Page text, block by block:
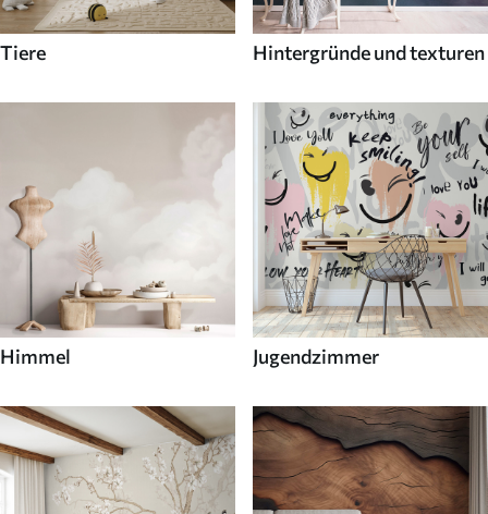
Tiere Hintergründe und texturen
Himmel Jugendzimmer